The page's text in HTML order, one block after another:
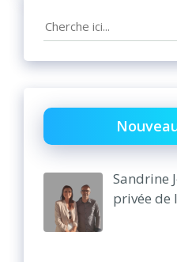
Search
Sandrine
privée de